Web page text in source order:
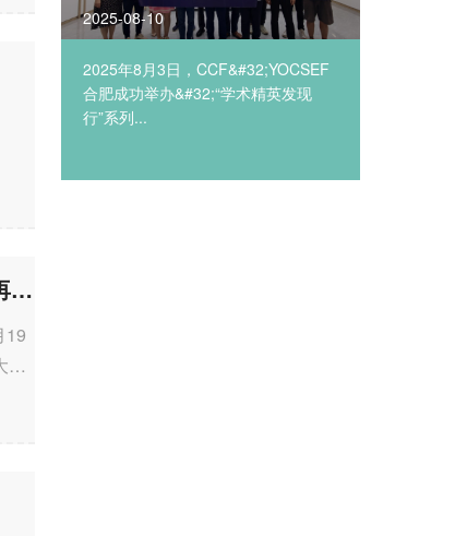
预告|YOCSEF济南技术论坛：大语言模型时代，社会治理数智化流程再造路在何方？
19
语
2025-08-10
2025年8月3日，CCF&#32;YOCSEF
合肥成功举办&#32;“学术精英发现
行”系列...